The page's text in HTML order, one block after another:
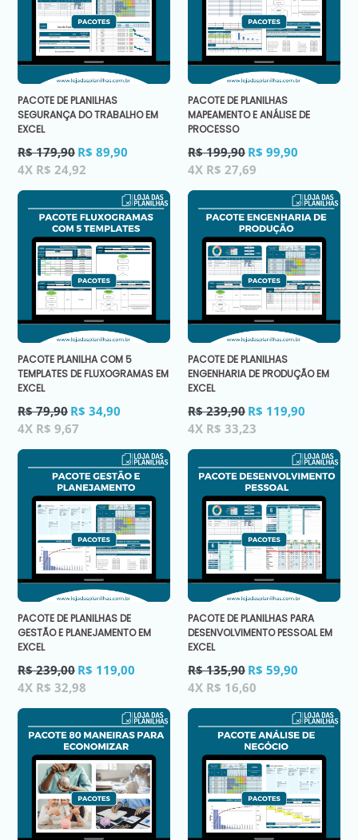
PACOTE DE PLANILHAS
SEGURANÇA DO TRABALHO EM
EXCEL
Preço
normal
R$ 179,90 R$ 89,90
4X R$ 24,92
PACOTE DE PLANILHAS
MAPEAMENTO E ANÁLISE DE
PROCESSO
Preço
normal
R$ 199,90 R$ 99,90
4X R$ 27,69
PACOTE PLANILHA COM 5
TEMPLATES DE FLUXOGRAMAS EM
EXCEL
Preço
normal
R$ 79,90 R$ 34,90
4X R$ 9,67
PACOTE DE PLANILHAS
ENGENHARIA DE PRODUÇÃO EM
EXCEL
Preço
normal
R$ 239,90 R$ 119,90
4X R$ 33,23
PACOTE DE PLANILHAS DE
GESTÃO E PLANEJAMENTO EM
EXCEL
Preço
normal
R$ 239,00 R$ 119,00
4X R$ 32,98
PACOTE DE PLANILHAS PARA
DESENVOLVIMENTO PESSOAL EM
EXCEL
Preço
normal
R$ 135,90 R$ 59,90
4X R$ 16,60